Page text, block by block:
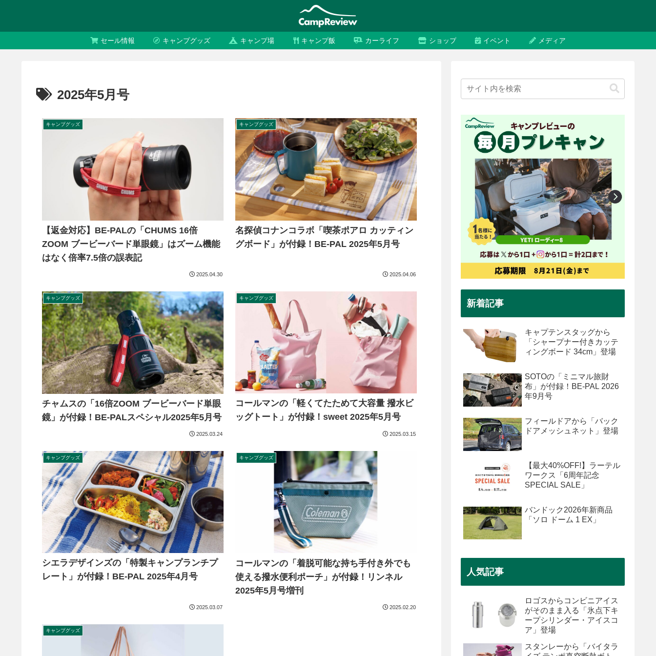
セール情報 キャンプグッズ キャンプ場 キャンプ飯 カーライフ ショップ イベント メディア
2025年5月号
キャンプグッズ
【返金対応】BE-PALの「CHUMS 16倍
ZOOM ブービーバード単眼鏡」はズーム機能
はなく倍率7.5倍の誤表記
2025.04.30
キャンプグッズ
名探偵コナンコラボ「喫茶ポアロ カッティン
グボード」が付録！BE-PAL 2025年5月号
2025.04.06
キャンプグッズ
チャムスの「16倍ZOOM ブービーバード単眼
鏡」が付録！BE-PALスペシャル2025年5月号
2025.03.24
キャンプグッズ
コールマンの「軽くてたためて大容量 撥水ビ
ッグトート」が付録！sweet 2025年5月号
2025.03.15
キャンプグッズ
シエラデザインズの「特製キャンプランチプ
レート」が付録！BE-PAL 2025年4月号
2025.03.07
キャンプグッズ
コールマンの「着脱可能な持ち手付き外でも
使える撥水便利ポーチ」が付録！リンネル
2025年5月号増刊
2025.02.20
キャンプグッズ
新着記事
キャプテンスタッグから
「シャープナー付きカッテ
ィングボード 34cm」登場
SOTOの「ミニマル旅財
布」が付録！BE-PAL 2026
年9月号
フィールドアから「バック
ドアメッシュネット」登場
【最大40%OFF!】ラーテル
ワークス「6周年記念
SPECIAL SALE」
バンドック2026年新商品
「ソロ ドーム 1 EX」
人気記事
ロゴスからコンビニアイス
がそのまま入る「氷点下キ
ープシリンダー・アイスコ
ア」登場
スタンレーから「バイタラ